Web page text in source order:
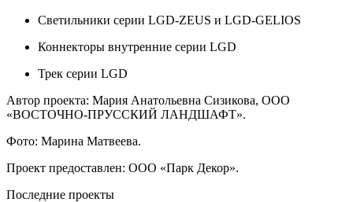
Светильники серии LGD-ZEUS и LGD-GELIOS
Коннекторы внутренние серии LGD
Трек серии LGD
Автор проекта: Мария Анатольевна Сизикова, ООО
«ВОСТОЧНО-ПРУССКИЙ ЛАНДШАФТ».
Фото: Марина Матвеева.
Проект предоставлен: ООО «Парк Декор».
Последние проекты